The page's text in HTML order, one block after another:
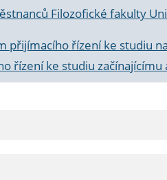
Filozofické fakulty
přijímacího řízení ke studiu
řízení ke studiu